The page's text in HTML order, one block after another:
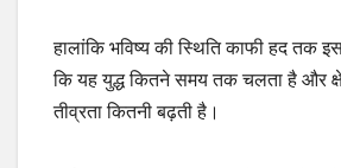
हालांकि भविष्य की स्थिति काफी हद तक इस
कि यह युद्ध कितने समय तक चलता है और
तीव्रता कितनी बढ़ती है।